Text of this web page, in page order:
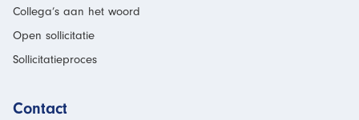
Collega’s aan het woord
Open sollicitatie
Sollicitatieproces
Contact